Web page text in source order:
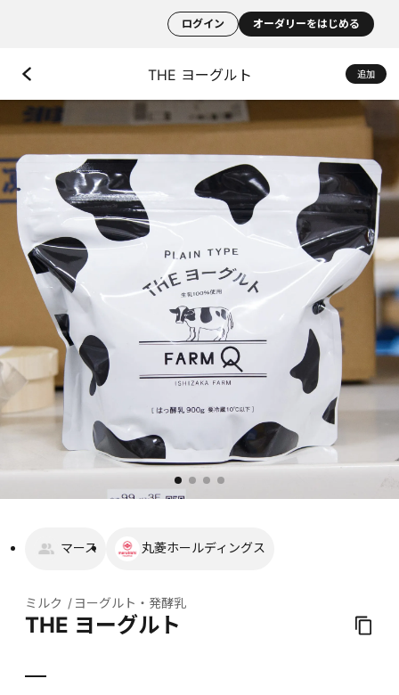
ログイン オーダリーをはじめる
THE ヨーグルト 追加
マース 丸菱ホールディングス
ミルク ヨーグルト・発酵乳
THE ヨーグルト